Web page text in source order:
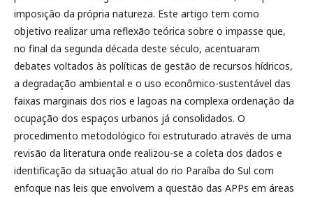
imposição da própria natureza. Este artigo tem como
objetivo realizar uma reflexão teórica sobre o impasse que,
no final da segunda década deste século, acentuaram
debates voltados às políticas de gestão de recursos hídricos,
a degradação ambiental e o uso econômico-sustentável das
faixas marginais dos rios e lagoas na complexa ordenação da
ocupação dos espaços urbanos já consolidados. O
procedimento metodológico foi estruturado através de uma
revisão da literatura onde realizou-se a coleta dos dados e
identificação da situação atual do rio Paraíba do Sul com
enfoque nas leis que envolvem a questão das APPs em áreas